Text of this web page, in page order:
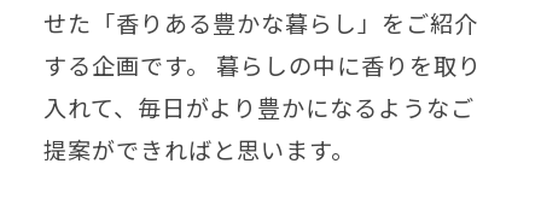
せた「香りある豊かな暮らし」をご紹介
する企画です。 暮らしの中に香りを取り
入れて、毎日がより豊かになるようなご
提案ができればと思います。